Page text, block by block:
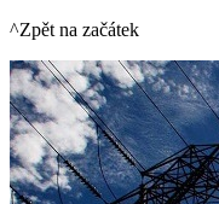
^Zpět na začátek